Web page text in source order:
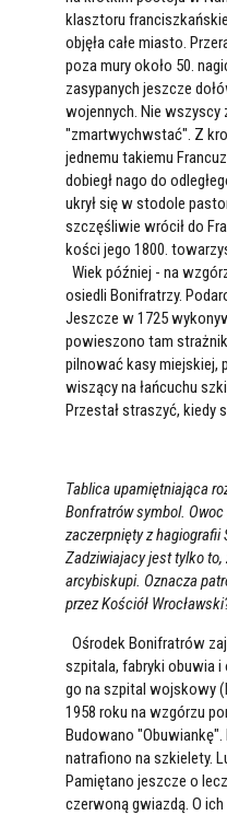
klasztoru
objęła całe miasto.
poza mury około 50.
zasypanych jeszcze
wojennych. Nie wszyscy
"zmartwychwstać". Z
jednemu takiemu
dobiegł nago do
ukrył się w stodole
szczęśliwie wrócił do
kości jego 1800.
Wiek później - na
osiedli Bonifratrzy.
Jeszcze w 1725
powieszono tam
pilnować kasy miejskiej,
wiszący na łańcuchu
Przestał straszyć, kiedy
Tablica upamiętniająca
Bonfratrów symbol.
zaczerpnięty z hagiografii
Zadziwiajacy jest tylko
arcybiskupi. Oznacza
przez Kościół
Ośrodek Bonifratrów
szpitala, fabryki obuwia
go na szpital wojskowy
1958 roku na wzgórzu
Budowano
natrafiono na szkielety.
Pamiętano jeszcze o
czerwoną gwiazdą. O ich